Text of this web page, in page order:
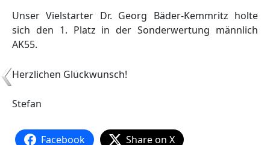
Unser Vielstarter Dr. Georg Bäder-Kemmritz holte
sich den 1. Platz in der Sonderwertung männlich
AK55.
Herzlichen Glückwunsch!
Stefan
Facebook
Share on X